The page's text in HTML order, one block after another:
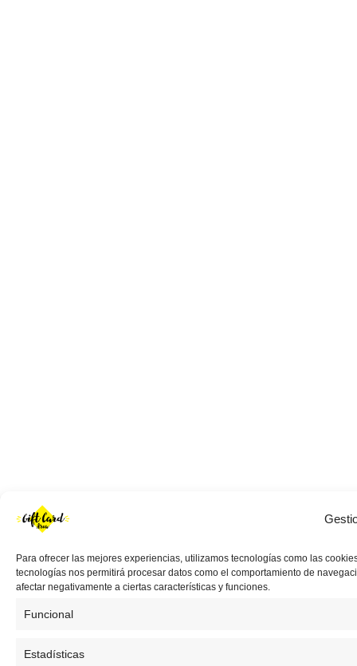
Para ofrecer las mejores experiencias, utilizamos tecnologías como las
tecnologías nos permitirá procesar datos como el comportamiento de
afectar negativamente a ciertas características y funciones.
Funcional
Estadísticas